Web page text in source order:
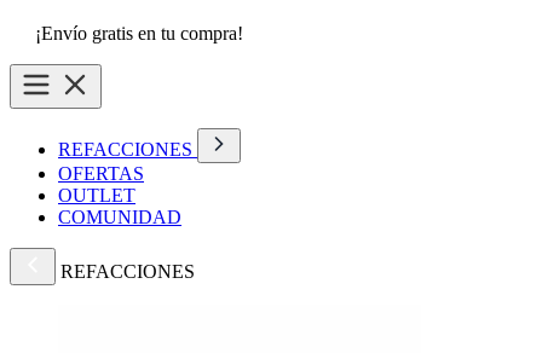
¡Envío gratis en tu compra!
REFACCIONES
OFERTAS
OUTLET
COMUNIDAD
REFACCIONES